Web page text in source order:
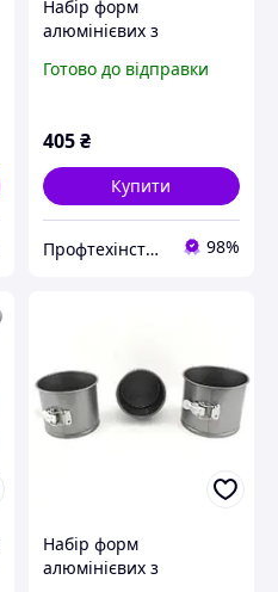
Набір форм
алюмінієвих з
покриттям для Пасхи
Готово до відправки
405₴
Купити
Профтехінструмент 98%
Набір форм
алюмінієвих з